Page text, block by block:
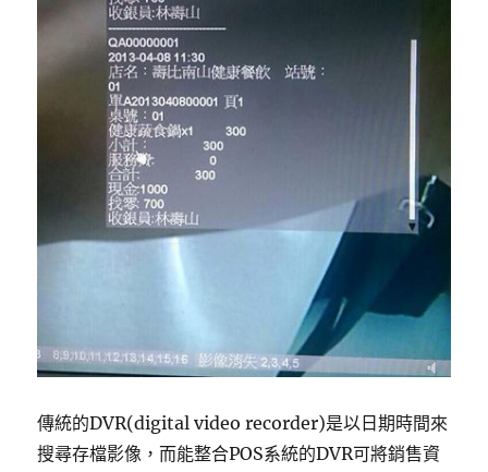
傳統的DVR(digital video recorder)是以日期時間來
搜尋存檔影像，而能整合POS系統的DVR可將銷售資